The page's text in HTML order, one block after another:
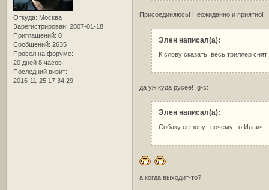
Откуда: Москва
Зарегистрирован: 2007-01-18
Приглашений: 0
Сообщений: 2635
Провел на форуме:
20 дней 8 часов
Последний визит:
2016-11-25 17:34:29
Присоединяюсь! Неожиданно и приятно!
Элен написал(а):
К слову сказать, весь триллер
да уж куда русее! :g-c:
Элен написал(а):
Собаку ее зовут почему-то Ильич.
а когда выходит-то?